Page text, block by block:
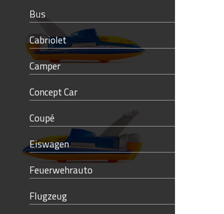
Bus
Cabriolet
Camper
Concept Car
Coupé
Eiswagen
Feuerwehrauto
Flugzeug